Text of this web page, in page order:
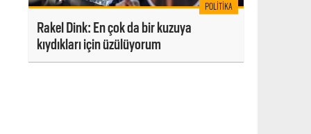
POLITIKA
Rakel Dink: En çok da bir kuzuya
kıydıkları için üzülüyorum